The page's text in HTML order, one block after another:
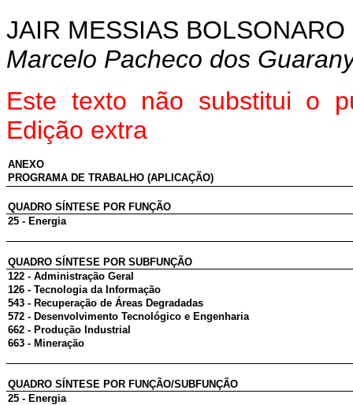
JAIR MESSIAS BOLSONARO
Marcelo Pacheco dos
Este texto não substitui o
Edição extra
ANEXO
PROGRAMA DE TRABALHO (APLICAÇÃO)
QUADRO SÍNTESE POR FUNÇÃO
25 - Energia
QUADRO SÍNTESE POR SUBFUNÇÃO
122 - Administração Geral
126 - Tecnologia da Informação
543 - Recuperação de Áreas Degradadas
572 - Desenvolvimento Tecnológico e Engenharia
662 - Produção Industrial
663 - Mineração
QUADRO SÍNTESE POR FUNÇÃO/SUBFUNÇÃO
25 - Energia